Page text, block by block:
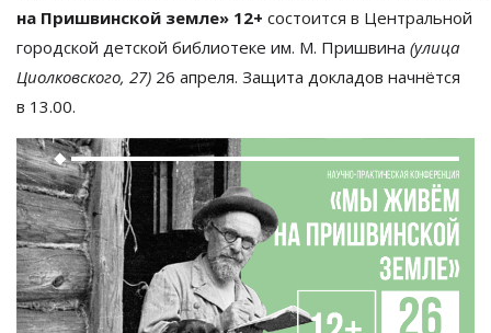
на Пришвинской земле» 12+ состоится в Центральной
городской детской библиотеке им. М. Пришвина (улица
Циолковского, 27) 26 апреля. Защита докладов начнётся
в 13.00.